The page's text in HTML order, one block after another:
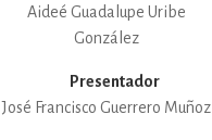
Aideé Guadalupe Uribe
González
Presentador
José Francisco Guerrero Muñoz